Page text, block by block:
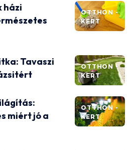
OTTHON -
KERT
házi
OTTHON -
KERT
Tavaszi
OTTHON -
KERT
miért jó a